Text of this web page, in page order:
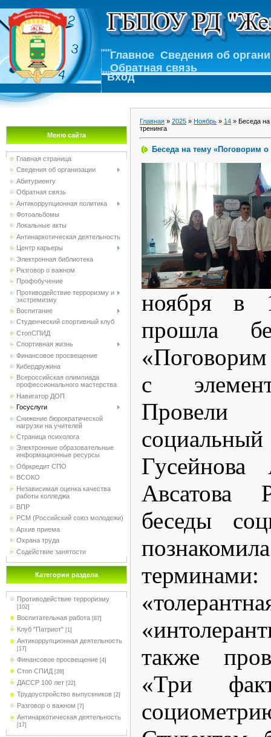
Главное Сведения об
Обратная связь
Вход
Меню сайта
Главная страница
Сведения об организации
Абитуриенту
Обратная связь
Антикоррупционная политика
Фотоальбомы
Локальные акты
Антинаркотическая деятельность
Центр карьеры
Электронная библиотека
Разговор о важном
Профобучение
Противодействие терроризму и
экстремизму
Воспитание
Студенческий спортивный клуб
CтопСПИД
Спортивная жизнь
Финансовое просвещение
Кибердружина
Всероссийская олимпиада
профессионального мастерства
Навигатор ДОП
Госуслуги
Снижение бюрократической
нагрузки на учителей
Страница психолога
Электронные образовательные
информационные ресурсы
Обркредит СПО
ВСОКО
Независимая оценка качества
работы колледжа
ВПР
РСМ (Российский союз молодежи)
Архив приема
Охрана труда
Содействие занятости
Категории раздела
Противодействие терроризму
[102]
Воспитательная работа [87]
Клуб "Патриот" [1]
Антикоррупционная деятельность
[17]
Финансовое просвещение [4]
Стоп СПИД [26]
ДАССР 100 лет [22]
Трудоустройство выпускников [2]
Разговор о важном [7]
Антинаркотическая деятельность
[17]
Главная » 2025 » Ноябрь » 14 » Беседа
тренинга
Беседа на тему «Поговорим о
ноября в
прошла
«Поговорим
с
Провели
беседы
терминами:
также
«Три